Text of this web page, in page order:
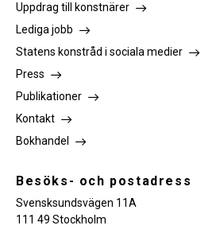
Uppdrag till konstnärer
Lediga jobb
Statens konstråd i sociala medier
Press
Publikationer
Kontakt
Bokhandel
Besöks- och postadress
Svensksundsvägen 11A
111 49 Stockholm